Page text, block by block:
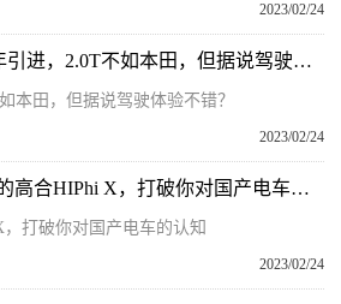
2023/02/24
每日聚焦：现代N今年引进，2.0T不如本田，但据说驾驶体验不错？
本田，但据说驾驶体验不错？
2023/02/24
天天快讯:拥有“社牛”的高合HIPhi X，打破你对国产电车的认知
打破你对国产电车的认知
2023/02/24